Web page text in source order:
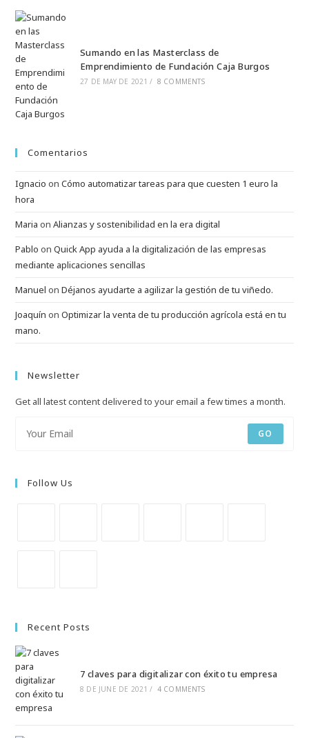
Sumando en las Masterclass de
Emprendimiento de Fundación Caja Burgos
27 DE MAY DE 2021 / 8 COMMENTS
Comentarios
Ignacio onCómo automatizar tareas para que cuesten 1 euro la
hora
Maria onAlianzas y sostenibilidad en la era digital
Pablo onQuick App ayuda a la digitalización de las empresas
mediante aplicaciones sencillas
Manuel onDéjanos ayudarte a agilizar la gestión de tu viñedo.
Joaquín onOptimizar la venta de tu producción agrícola está en tu
mano.
Newsletter
Get all latest content delivered to your email a few times a month.
GO
Follow Us
Recent Posts
7 claves para digitalizar con éxito tu empresa
8 DE JUNE DE 2021 / 4 COMMENTS